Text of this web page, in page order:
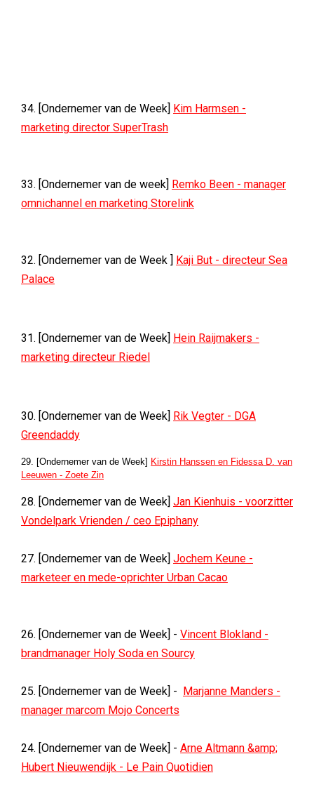
34. [Ondernemer van de Week] Kim Harmsen -
marketing director SuperTrash
33. [Ondernemer van de week] Remko Been - manager
omnichannel en marketing Storelink
32. [Ondernemer van de Week ] Kaji But - directeur Sea
Palace
31. [Ondernemer van de Week] Hein Raijmakers -
marketing directeur Riedel
30. [Ondernemer van de Week] Rik Vegter - DGA
Greendaddy
29. [Ondernemer van de Week] Kirstin Hanssen en Fidessa D. van
Leeuwen - Zoete Zin
28. [Ondernemer van de Week] Jan Kienhuis - voorzitter
Vondelpark Vrienden / ceo Epiphany
27. [Ondernemer van de Week] Jochem Keune -
marketeer en mede-oprichter Urban Cacao
26. [Ondernemer van de Week] - Vincent Blokland -
brandmanager Holy Soda en Sourcy
25. [Ondernemer van de Week] - Marjanne Manders -
manager marcom Mojo Concerts
24. [Ondernemer van de Week] - Arne Altmann &amp;
Hubert Nieuwendijk - Le Pain Quotidien